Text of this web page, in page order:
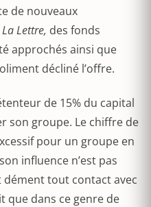
de nouveaux
La Lettre, des fonds
approchés ainsi que
décliné l’offre.
de 15% du capital
son groupe. Le chiffre de
pour un groupe en
influence n’est pas
dément tout contact avec
que dans ce genre de